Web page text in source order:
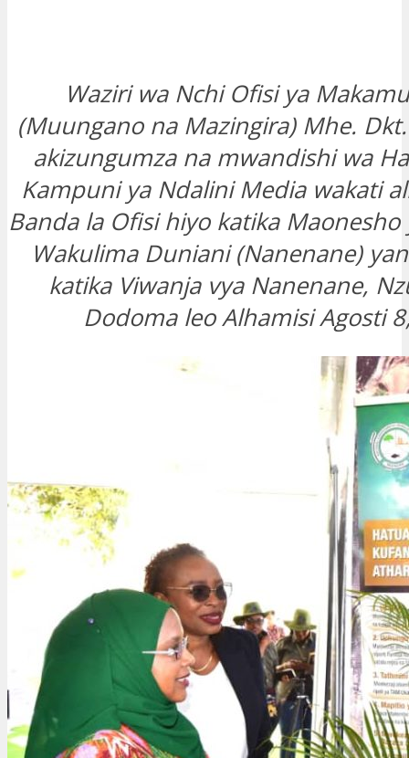
Waziri wa Nchi Ofisi ya
(Muungano na Mazingira) Mhe.
akizungumza na mwandishi wa
Kampuni ya Ndalini Media wakati
Banda la Ofisi hiyo katika Maonesho
Wakulima Duniani (Nanenane)
katika Viwanja vya Nanenane,
Dodoma leo Alhamisi Agosti